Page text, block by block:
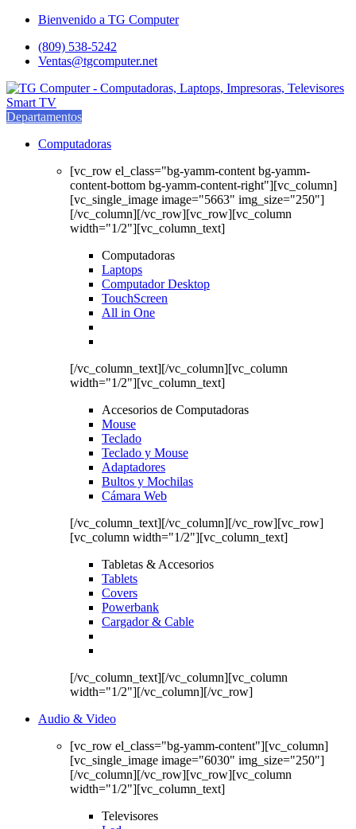
Saltar
navegación
saltar
contenido
Bienvenido a TG Computer
(809) 538-5242
Ventas@tgcomputer.net
Departamentos
Computadoras
[vc_row el_class="bg-yamm-content bg-yamm-
content-bottom bg-yamm-content-right"][vc_column]
[vc_single_image image="5663" img_size="250"]
[/vc_column][/vc_row][vc_row][vc_column
width="1/2"][vc_column_text]
Computadoras
Laptops
Computador Desktop
TouchScreen
All in One
[/vc_column_text][/vc_column][vc_column
width="1/2"][vc_column_text]
Accesorios de Computadoras
Mouse
Teclado
Teclado y Mouse
Adaptadores
Bultos y Mochilas
Cámara Web
[/vc_column_text][/vc_column][/vc_row][vc_row]
[vc_column width="1/2"][vc_column_text]
Tabletas & Accesorios
Tablets
Covers
Powerbank
Cargador & Cable
[/vc_column_text][/vc_column][vc_column
width="1/2"][/vc_column][/vc_row]
Audio & Video
[vc_row el_class="bg-yamm-content"][vc_column]
[vc_single_image image="6030" img_size="250"]
[/vc_column][/vc_row][vc_row][vc_column
width="1/2"][vc_column_text]
Televisores